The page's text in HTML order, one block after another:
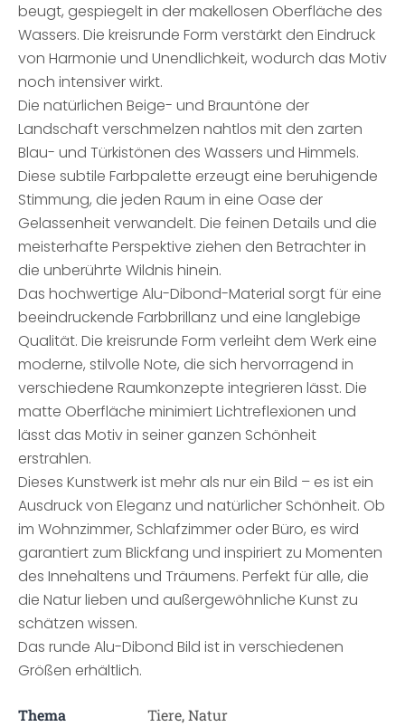
beugt, gespiegelt in der makellosen Oberfläche des
Wassers. Die kreisrunde Form verstärkt den Eindruck
von Harmonie und Unendlichkeit, wodurch das Motiv
noch intensiver wirkt.
Die natürlichen Beige- und Brauntöne der
Landschaft verschmelzen nahtlos mit den zarten
Blau- und Türkistönen des Wassers und Himmels.
Diese subtile Farbpalette erzeugt eine beruhigende
Stimmung, die jeden Raum in eine Oase der
Gelassenheit verwandelt. Die feinen Details und die
meisterhafte Perspektive ziehen den Betrachter in
die unberührte Wildnis hinein.
Das hochwertige Alu-Dibond-Material sorgt für eine
beeindruckende Farbbrillanz und eine langlebige
Qualität. Die kreisrunde Form verleiht dem Werk eine
moderne, stilvolle Note, die sich hervorragend in
verschiedene Raumkonzepte integrieren lässt. Die
matte Oberfläche minimiert Lichtreflexionen und
lässt das Motiv in seiner ganzen Schönheit
erstrahlen.
Dieses Kunstwerk ist mehr als nur ein Bild – es ist ein
Ausdruck von Eleganz und natürlicher Schönheit. Ob
im Wohnzimmer, Schlafzimmer oder Büro, es wird
garantiert zum Blickfang und inspiriert zu Momenten
des Innehaltens und Träumens. Perfekt für alle, die
die Natur lieben und außergewöhnliche Kunst zu
schätzen wissen.
Das runde Alu-Dibond Bild ist in verschiedenen
Größen erhältlich.
Thema Tiere, Natur